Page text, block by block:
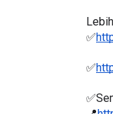
✅
✅